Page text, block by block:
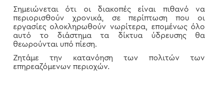
Σημειώνεται ότι οι διακοπές είναι πιθανό να
περιορισθούν χρονικά, σε περίπτωση που οι
εργασίες ολοκληρωθούν νωρίτερα, επομένως όλο
αυτό το διάστημα τα δίκτυα ύδρευσης θα
θεωρούνται υπό πίεση.
Ζητάμε την κατανόηση των πολιτών των
επηρεαζόμενων περιοχών.